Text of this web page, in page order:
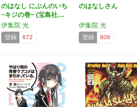
のはなし にぶんのいち
~キジの巻~ (宝島社…
伊集院 光
登録 672
のはなしさん
伊集院 光
登録 906